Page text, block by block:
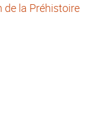
de la Préhistoire